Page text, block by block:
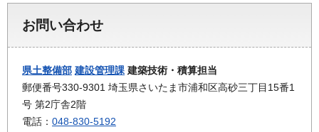
お問い合わせ
県土整備部 建設管理課 建築技術・積算担当
郵便番号330-9301 埼玉県さいたま市浦和区高砂三丁目15番1
号 第2庁舎2階
電話： 048-830-5192